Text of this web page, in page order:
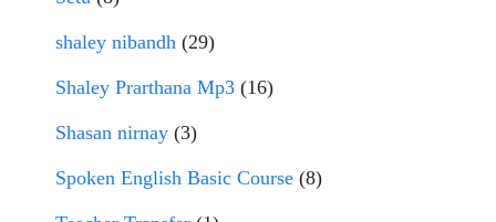
shaley nibandh (29)
Shaley Prarthana Mp3 (16)
Shasan nirnay (3)
Spoken English Basic Course (8)